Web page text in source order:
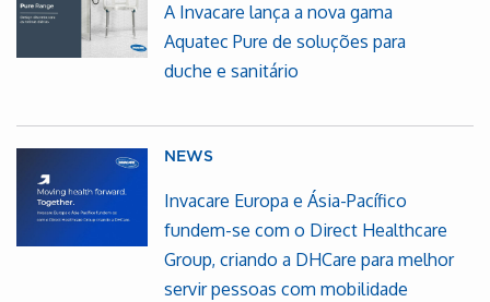
A Invacare lança a nova gama
Aquatec Pure de soluções para
duche e sanitário
NEWS
Invacare Europa e Ásia-Pacífico
fundem-se com o Direct Healthcare
Group, criando a DHCare para melhor
servir pessoas com mobilidade